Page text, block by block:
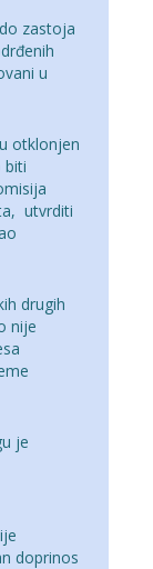
zastoja
u
otklonjen
biti
utvrditi
drugih
nije
je
doprinos